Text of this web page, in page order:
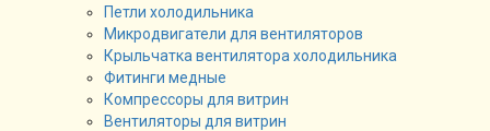
Петли холодильника
Микродвигатели для вентиляторов
Крыльчатка вентилятора холодильника
Фитинги медные
Компрессоры для витрин
Вентиляторы для витрин